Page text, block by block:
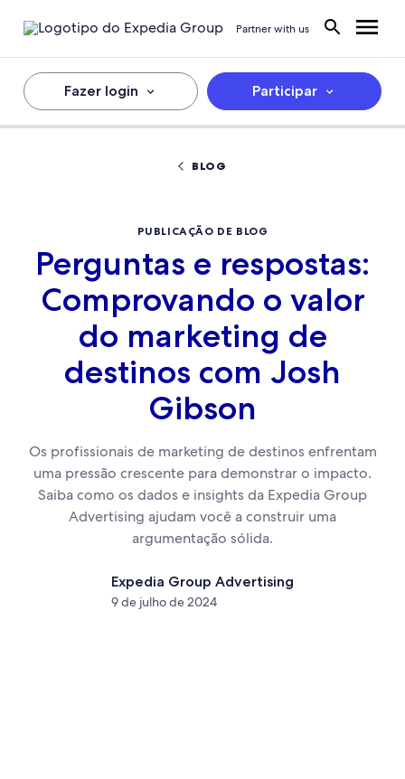
Partner with us
Fazer login Participar
BLOG
PUBLICAÇÃO DE BLOG
Perguntas e respostas:
Comprovando o valor
do marketing de
destinos com Josh
Gibson
Os profissionais de marketing de destinos enfrentam
uma pressão crescente para demonstrar o impacto.
Saiba como os dados e insights da Expedia Group
Advertising ajudam você a construir uma
argumentação sólida.
Expedia Group Advertising
9 de julho de 2024